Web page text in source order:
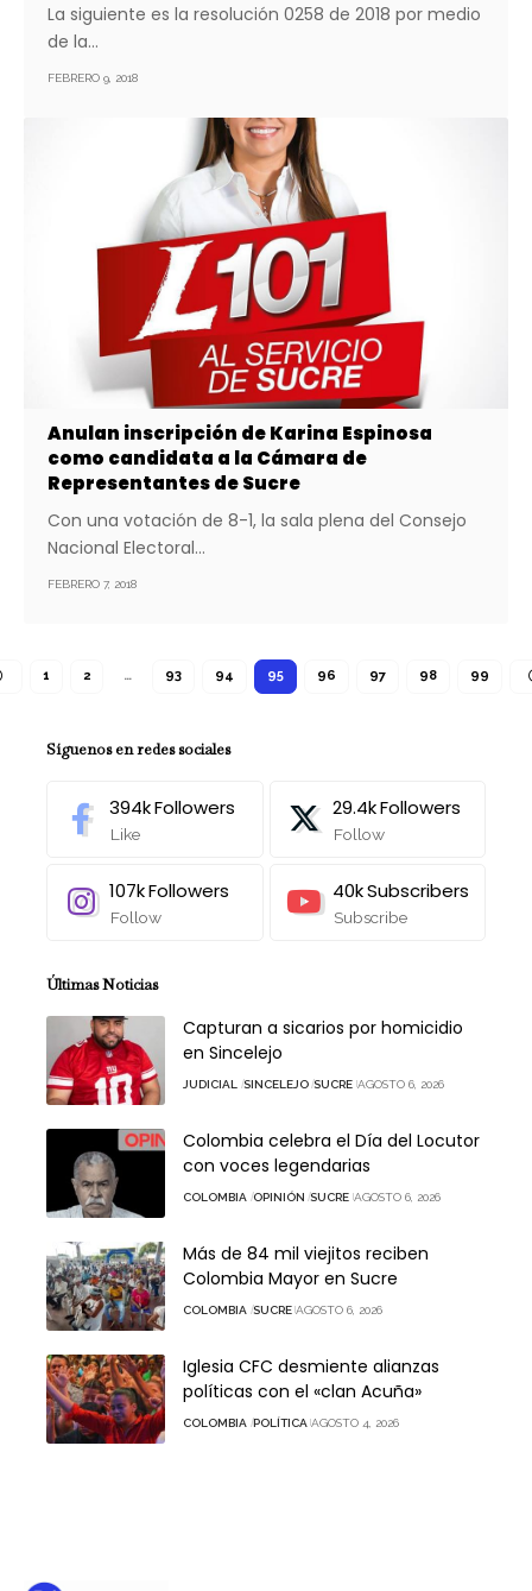
La siguiente es la resolución 0258 de 2018 por medio
de la…
FEBRERO 9, 2018
Anulan inscripción de Karina Espinosa
como candidata a la Cámara de
Representantes de Sucre
Con una votación de 8-1, la sala plena del Consejo
Nacional Electoral…
FEBRERO 7, 2018
1 2 … 93 94 95 96 97 98 99
Síguenos en redes sociales
394kFollowers
Like
29.4kFollowers
Follow
107kFollowers
Follow
40kSubscribers
Subscribe
Últimas Noticias
Capturan a sicarios por homicidio
en Sincelejo
JUDICIAL SINCELEJO SUCRE AGOSTO 6, 2026
Colombia celebra el Día del Locutor
con voces legendarias
COLOMBIA OPINIÓN SUCRE AGOSTO 6, 2026
Más de 84 mil viejitos reciben
Colombia Mayor en Sucre
COLOMBIA SUCRE AGOSTO 6, 2026
Iglesia CFC desmiente alianzas
políticas con el «clan Acuña»
COLOMBIA POLÍTICA AGOSTO 4, 2026